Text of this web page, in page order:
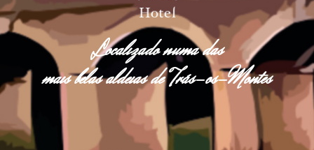
Localizado numa das
mais belas aldeias de Trás-os-Montes